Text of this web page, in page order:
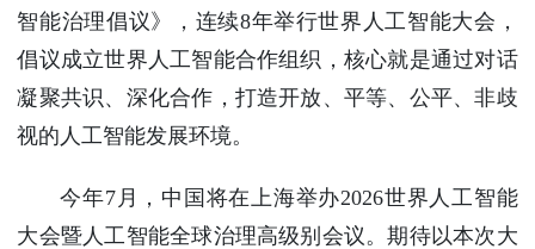
智能治理倡议》，连续8年举行世界人工智能大会，
倡议成立世界人工智能合作组织，核心就是通过对话
凝聚共识、深化合作，打造开放、平等、公平、非歧
视的人工智能发展环境。
今年7月，中国将在上海举办2026世界人工智能
大会暨人工智能全球治理高级别会议。期待以本次大